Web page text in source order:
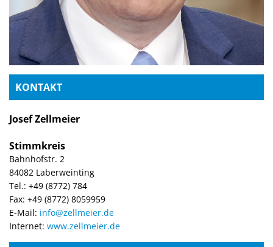
KONTAKT
Josef Zellmeier
Stimmkreis
Bahnhofstr. 2
84082 Laberweinting
Tel.: +49 (8772) 784
Fax: +49 (8772) 8059959
E-Mail: info@zellmeier.de
Internet: www.zellmeier.de